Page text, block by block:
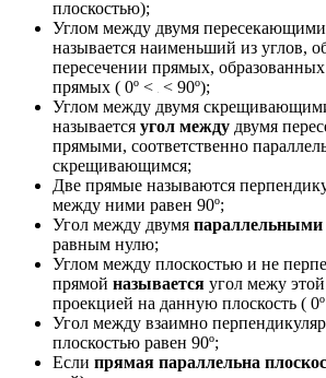
плоскостью);
Углом между двумя
называется наименьший из углов,
пересечении прямых,
прямых ( 0º < < 90º);
Углом между двумя
называется угол между двумя
прямыми, соответственно
скрещивающимся;
Две прямые называются
между ними равен 90º;
Угол между двумя параллельными
равным нулю;
Углом между плоскостью и не
прямой называется угол межу
проекцией на данную плоскость (
Угол между взаимно
плоскостью равен 90º;
Если прямая параллельна